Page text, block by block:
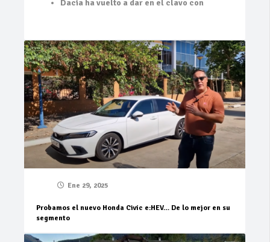
Dacia ha vuelto a dar en el clavo con
Ene 29, 2025
Probamos el nuevo Honda Civic e:HEV… De lo mejor en su
segmento